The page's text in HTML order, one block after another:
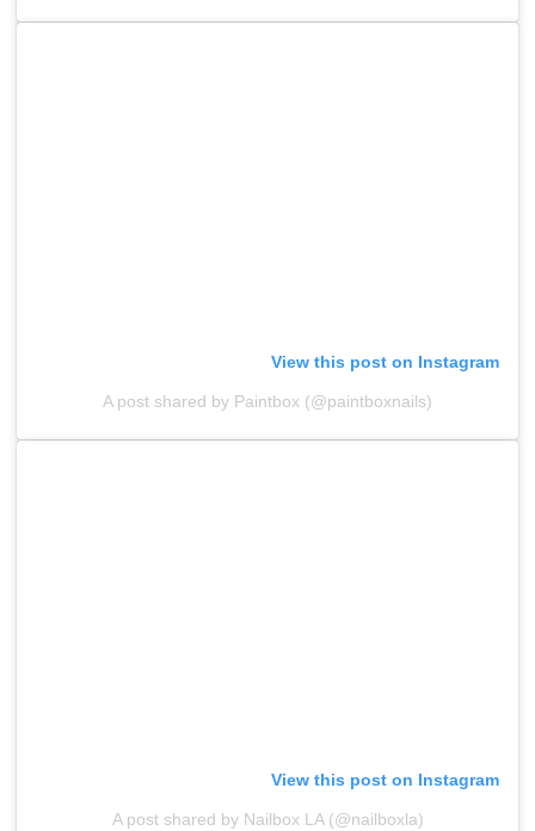
View this post on Instagram
A post shared by Paintbox (@paintboxnails)
View this post on Instagram
A post shared by Nailbox LA (@nailboxla)